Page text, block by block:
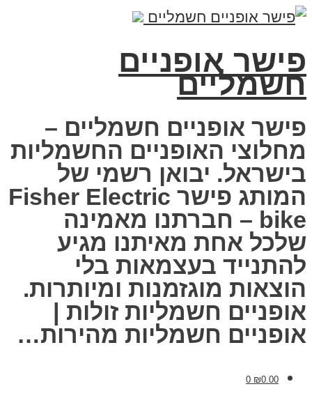
פישר אופניים
חשמליים
פישר אופניים חשמליים –
מחלוצי האופניים החשמליות
בישראל. יבואן רשמי של
המותג פישר Fisher Electric
bike – חברתנו מאמינה
שלכל אחת מאיתנו מגיע
להתנייד בעצמאות בלי
הוצאות מוגזמנות ומיותרות.
אופניים חשמליות זולות |
אופניים חשמליות מהירות…
₪0.00
0